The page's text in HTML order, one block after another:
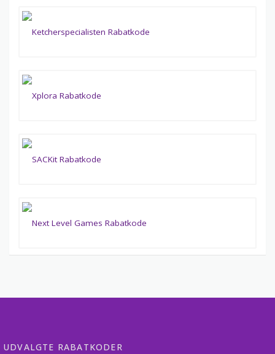
UDVALGTE RABATKODER